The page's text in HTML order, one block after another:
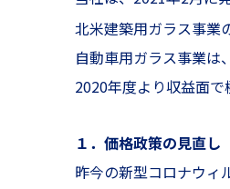
北米建築用ガラス事業
自動車用ガラス事業は
2020年度より収益面
１．価格政策の見直し
昨今の新型コロナウィ